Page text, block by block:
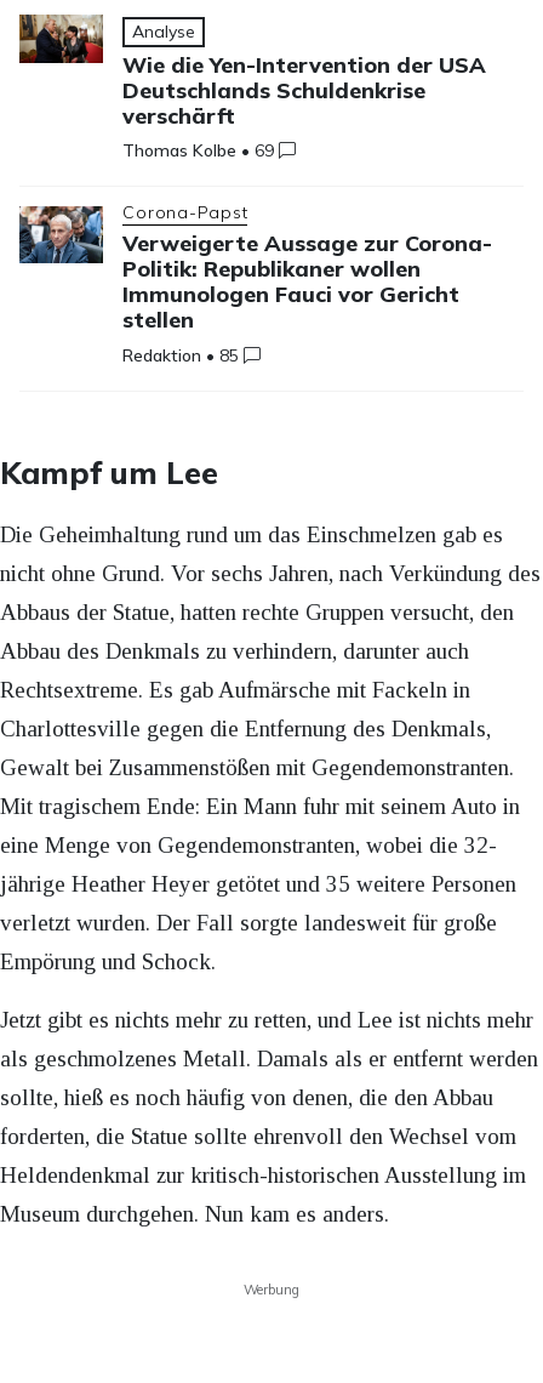
Analyse
Wie die Yen-Intervention der USA
Deutschlands Schuldenkrise
verschärft
Thomas Kolbe •69
Corona-Papst
Verweigerte Aussage zur Corona-
Politik: Republikaner wollen
Immunologen Fauci vor Gericht
stellen
Redaktion • 85
Kampf um Lee
Die Geheimhaltung rund um das Einschmelzen gab es
nicht ohne Grund. Vor sechs Jahren, nach Verkündung des
Abbaus der Statue, hatten rechte Gruppen versucht, den
Abbau des Denkmals zu verhindern, darunter auch
Rechtsextreme. Es gab Aufmärsche mit Fackeln in
Charlottesville gegen die Entfernung des Denkmals,
Gewalt bei Zusammenstößen mit Gegendemonstranten.
Mit tragischem Ende: Ein Mann fuhr mit seinem Auto in
eine Menge von Gegendemonstranten, wobei die 32-
jährige Heather Heyer getötet und 35 weitere Personen
verletzt wurden. Der Fall sorgte landesweit für große
Empörung und Schock.
Jetzt gibt es nichts mehr zu retten, und Lee ist nichts mehr
als geschmolzenes Metall. Damals als er entfernt werden
sollte, hieß es noch häufig von denen, die den Abbau
forderten, die Statue sollte ehrenvoll den Wechsel vom
Heldendenkmal zur kritisch-historischen Ausstellung im
Museum durchgehen. Nun kam es anders.
Werbung